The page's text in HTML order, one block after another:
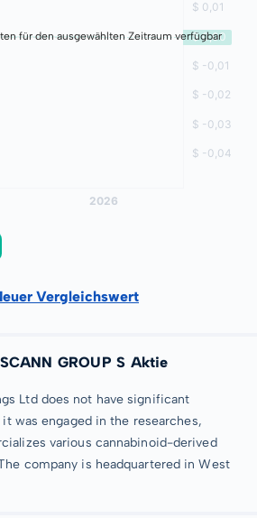
für den ausgewählten Zeitraum verfügbar
Vergleichswert
GROUP S Aktie
Ltd does not have significant
was engaged in the researches,
various cannabinoid-derived
company is headquartered in West